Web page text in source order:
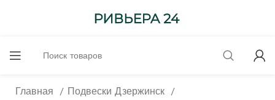
Главная
Подвески Дзержинск